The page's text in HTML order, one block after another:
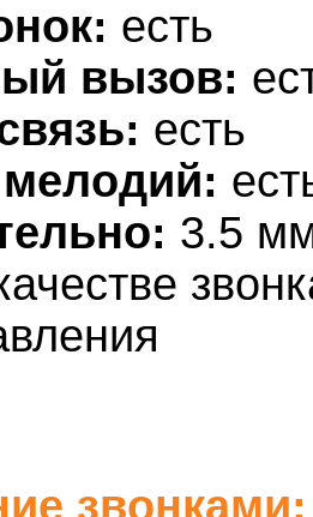
есть
вызов:
есть
мелодий:
3.5